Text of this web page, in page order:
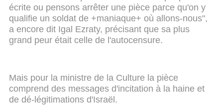
écrite ou pensons arrêter une pièce parce qu'on y
qualifie un soldat de +maniaque+ où allons-nous",
a encore dit Igal Ezraty, précisant que sa plus
grand peur était celle de l'autocensure.
Mais pour la ministre de la Culture la pièce
comprend des messages d'incitation à la haine et
de dé-légitimations d'Israël.